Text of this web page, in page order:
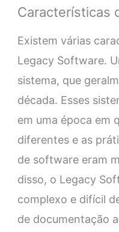
Características
Existem várias
Legacy Software.
sistema, que
década. Esses
em uma época em
diferentes e as
de software eram
disso, o Legacy
complexo e difícil
de documentação